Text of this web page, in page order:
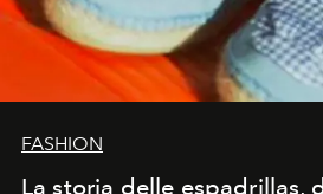
FASHION
La storia delle espadrillas,